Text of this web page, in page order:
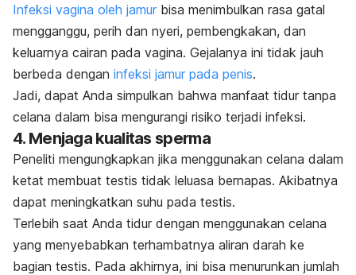
Infeksi vagina oleh jamur bisa menimbulkan rasa gatal
mengganggu, perih dan nyeri, pembengkakan, dan
keluarnya cairan pada vagina. Gejalanya ini tidak jauh
berbeda dengan infeksi jamur pada penis.
Jadi, dapat Anda simpulkan bahwa manfaat tidur tanpa
celana dalam bisa mengurangi risiko terjadi infeksi.
4. Menjaga kualitas sperma
Peneliti mengungkapkan jika menggunakan celana dalam
ketat membuat testis tidak leluasa bernapas. Akibatnya
dapat meningkatkan suhu pada testis.
Terlebih saat Anda tidur dengan menggunakan celana
yang menyebabkan terhambatnya aliran darah ke
bagian testis. Pada akhirnya, ini bisa menurunkan jumlah